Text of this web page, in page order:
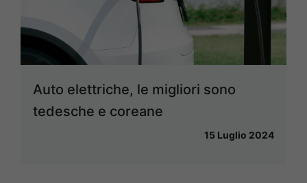
Auto elettriche, le migliori sono
tedesche e coreane
15 Luglio 2024